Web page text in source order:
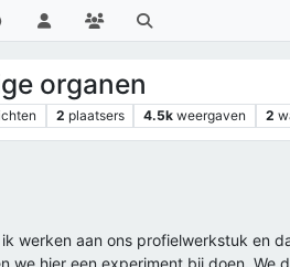
organen
2 plaatsers 4.5k weergaven 2
ik werken aan ons profielwerkstuk en
we hier een experiment bij doen.